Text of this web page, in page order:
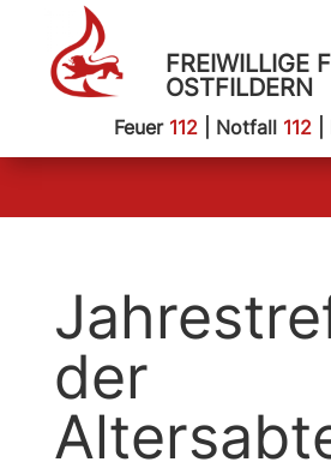
FREIWILLIGE
OSTFILDERN
Feuer 112| Notfall 112|
der